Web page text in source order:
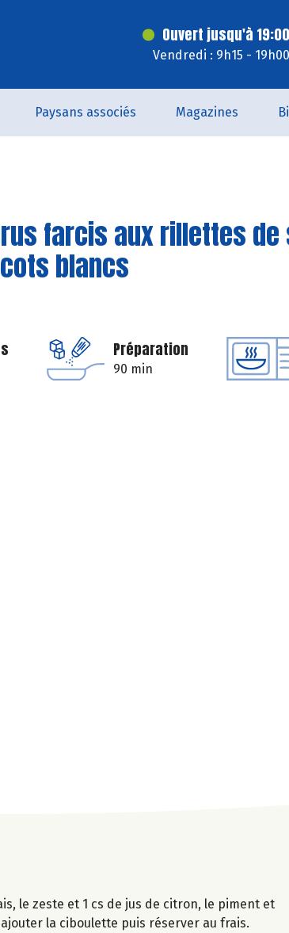
Ouvert jusqu'à 19:00
Vendredi : 9h15 - 19h00
Paysans associés Magazines
farcis aux rillettes de
blancs
Préparation
90 min
le zeste et 1 cs de jus de citron, le piment et
la ciboulette puis réserver au frais.